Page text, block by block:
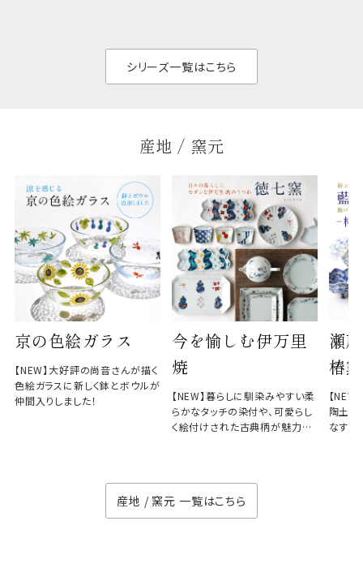
シリーズ一覧はこちら
産地 / 窯元
京の色絵ガラス
【NEW】大好評の尚音さんが描く
色絵ガラスに新しく鉢とボウルが
仲間入りしました！
今を愉しむ伊万里
焼
【NEW】暮らしに馴染みやすい柔
らかなタッチの染付や、可愛らし
く絵付けされた古典柄が魅力の
瀬
椿窯
【
陶土と
なす、
産地 / 窯元 一覧はこちら